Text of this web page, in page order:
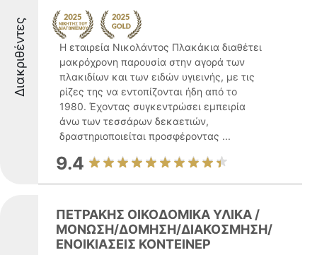
Διακριθέντες
Η εταιρεία Νικολάντος Πλακάκια διαθέτει
μακρόχρονη παρουσία στην αγορά των
πλακιδίων και των ειδών υγιεινής, με τις
ρίζες της να εντοπίζονται ήδη από το
1980. Έχοντας συγκεντρώσει εμπειρία
άνω των τεσσάρων δεκαετιών,
δραστηριοποιείται προσφέροντας ...
9.4
ΠΕΤΡΑΚΗΣ ΟΙΚΟΔΟΜΙΚΑ ΥΛΙΚΑ /
ΜΟΝΩΣΗ/ΔΟΜΗΣΗ/ΔΙΑΚΟΣΜΗΣΗ/
ΕΝΟΙΚΙΑΣΕΙΣ ΚΟΝΤΕΙΝΕΡ